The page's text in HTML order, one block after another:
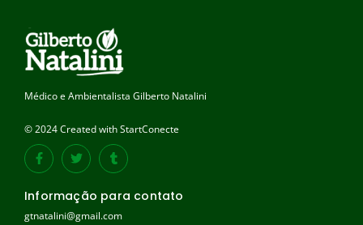
Médico e Ambientalista Gilberto Natalini
© 2024 Created with StartConecte
Informação para contato
gtnatalini@gmail.com